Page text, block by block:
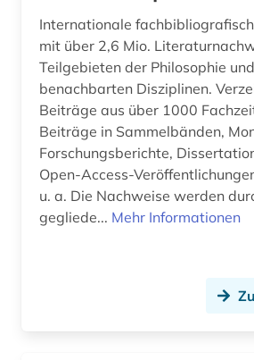
böhmen (2)
bühnenkünstler (1)
cad (1)
carl philipp emanuel (2)
charles (1)
Suedamerika (6)
Suedasien (1)
Suedosteuropa (4)
Thueringen (1)
Internationale
mit über 2,6 Mio.
Teilgebieten der Philosophie
benachbarten Disziplinen.
Beiträge aus über 1000
Beiträge in Sammelbänden,
Forschungsberichte,
Open-Access-
u. a. Die Nachweise werden
gegliede... Mehr Informationen